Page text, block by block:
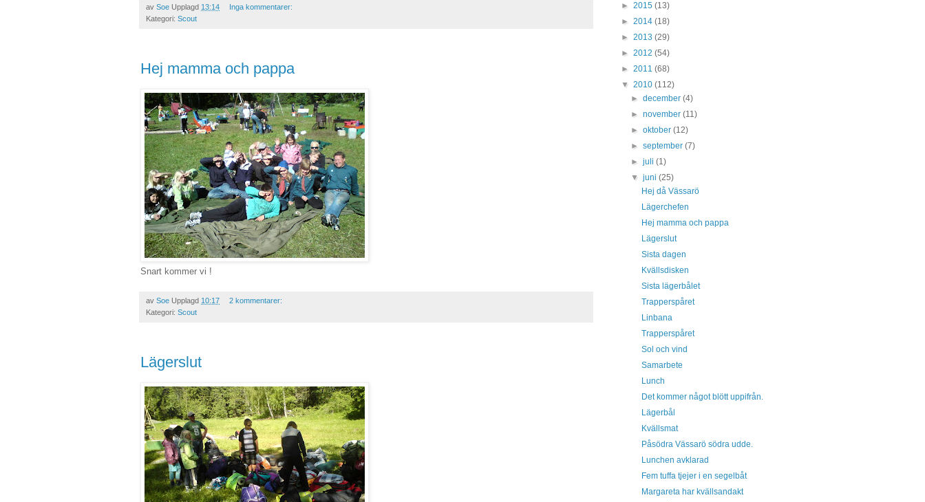
av Soe Upplagd 13:14
Inga kommentarer:
Kategori: Scout
Hej mamma och pappa
Snart kommer vi !
av Soe Upplagd 10:17
2 kommentarer:
Kategori: Scout
Lägerslut
► 2015 (13)
► 2014 (18)
► 2013 (29)
► 2012 (54)
► 2011 (68)
▼ 2010 (112)
►december(4)
►november(11)
►oktober(12)
►september(7)
►juli(1)
▼juni(25)
Hej då Vässarö
Lägerchefen
Hej mamma och pappa
Lägerslut
Sista dagen
Kvällsdisken
Sista lägerbålet
Trapperspåret
Linbana
Trapperspåret
Sol och vind
Samarbete
Lunch
Det kommer något blött uppifrån.
Lägerbål
Kvällsmat
Påsödra Vässarö södra udde.
Lunchen avklarad
Fem tuffa tjejer i en segelbåt
Margareta har kvällsandakt